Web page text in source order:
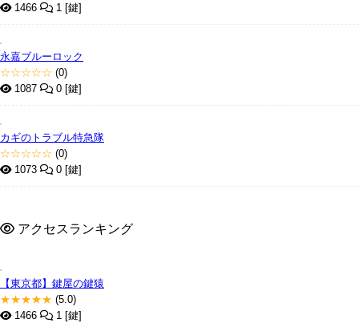
1466
1 [鍵]
永嘉ブルーロック
☆☆☆☆☆ (0)
1087
0 [鍵]
カギのトラブル特急隊
☆☆☆☆☆ (0)
1073
0 [鍵]
アクセスランキング
【東京都】鍵屋の鍵猿
★★★★★ (5.0)
1466
1 [鍵]